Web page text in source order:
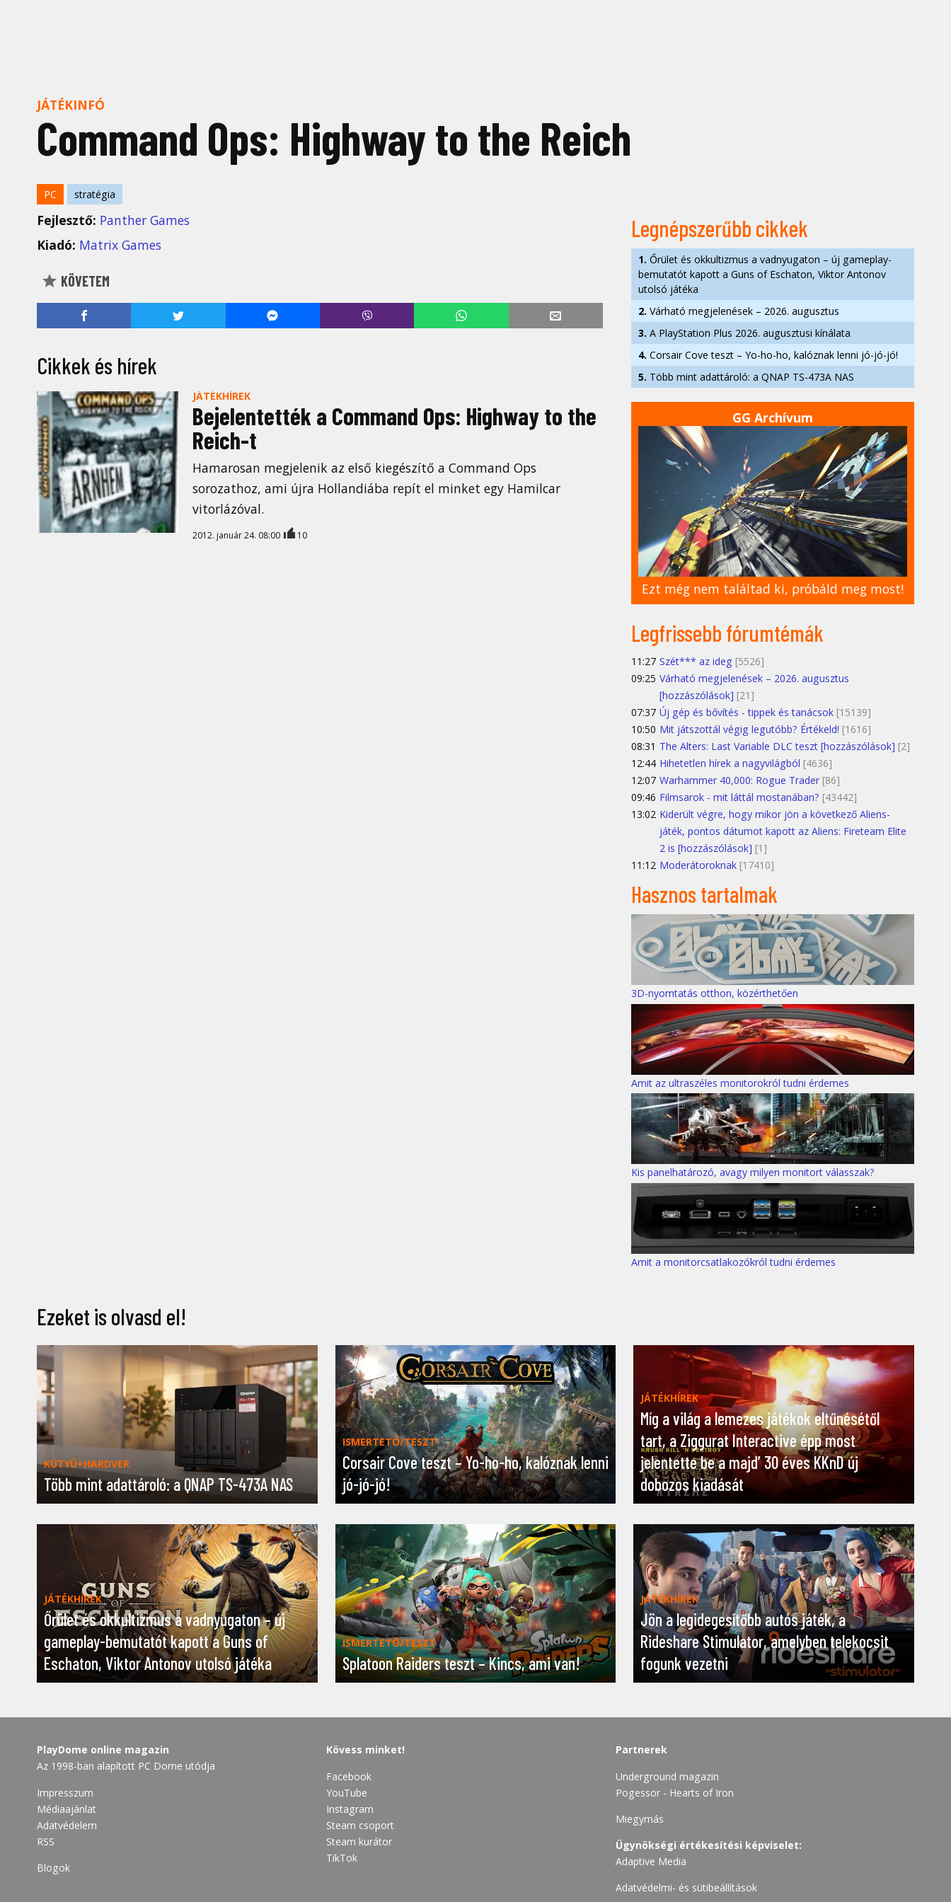
JÁTÉKINFÓ
Command Ops: Highway to the Reich
PC stratégia
Fejlesztő: Panther Games
Kiadó: Matrix Games
KÖVETEM
Cikkek és hírek
JÁTÉKHÍREK
Bejelentették a Command Ops: Highway to the
Reich-t
Hamarosan megjelenik az első kiegészítő a Command Ops
sorozathoz, ami újra Hollandiába repít el minket egy Hamilcar
vitorlázóval.
2012. január 24. 08:00 10
Legnépszerűbb cikkek
1. Őrület és okkultizmus a vadnyugaton – új gameplay-
bemutatót kapott a Guns of Eschaton, Viktor Antonov
utolsó játéka
2. Várható megjelenések – 2026. augusztus
3. A PlayStation Plus 2026. augusztusi kínálata
4. Corsair Cove teszt – Yo-ho-ho, kalóznak lenni jó-jó-jó!
5. Több mint adattároló: a QNAP TS-473A NAS
GG Archívum
Ezt még nem találtad ki, próbáld meg most!
Legfrissebb fórumtémák
11:27 Szét*** az ideg [5526]
09:25 Várható megjelenések – 2026. augusztus
[hozzászólások] [21]
07:37 Új gép és bővítés - tippek és tanácsok [15139]
10:50 Mit játszottál végig legutóbb? Értékeld! [1616]
08:31 The Alters: Last Variable DLC teszt [hozzászólások] [2]
12:44 Hihetetlen hírek a nagyvilágból [4636]
12:07 Warhammer 40,000: Rogue Trader [86]
09:46 Filmsarok - mit láttál mostanában? [43442]
13:02 Kiderült végre, hogy mikor jön a következő Aliens-
játék, pontos dátumot kapott az Aliens: Fireteam Elite
2 is [hozzászólások] [1]
11:12 Moderátoroknak [17410]
Hasznos tartalmak
3D-nyomtatás otthon, közérthetően
Amit az ultraszéles monitorokról tudni érdemes
Kis panelhatározó, avagy milyen monitort válasszak?
Amit a monitorcsatlakozókról tudni érdemes
Ezeket is olvasd el!
KÜTYÜ+HARDVER
Több mint adattároló: a QNAP TS-473A NAS
ISMERTETŐ/TESZT
Corsair Cove teszt – Yo-ho-ho, kalóznak lenni
jó-jó-jó!
JÁTÉKHÍREK
Míg a világ a lemezes játékok eltűnésétől
tart, a Ziggurat Interactive épp most
jelentette be a majd’ 30 éves KKnD új
dobozos kiadását
JÁTÉKHÍREK
Őrület és okkultizmus a vadnyugaton – új
gameplay-bemutatót kapott a Guns of
Eschaton, Viktor Antonov utolsó játéka
ISMERTETŐ/TESZT
Splatoon Raiders teszt – Kincs, ami van!
JÁTÉKHÍREK
Jön a legidegesítőbb autós játék, a
Rideshare Stimulator, amelyben telekocsit
fogunk vezetni
PlayDome online magazin
Az 1998-ban alapított PC Dome utódja
Impresszum
Médiaajánlat
Adatvédelem
RSS
Blogok
Kövess minket!
Facebook
YouTube
Instagram
Steam csoport
Steam kurátor
TikTok
Partnerek
Underground magazin
Pogessor - Hearts of Iron
Miegymás
Ügynökségi értékesítési képviselet:
Adaptive Media
Adatvédelmi- és sütibeállítások